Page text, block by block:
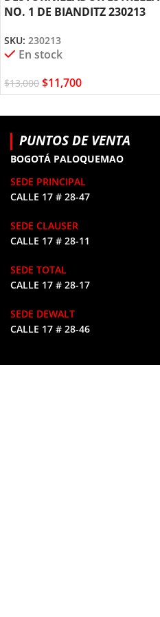
NO. 1 DE BIANDITZ 230213
SKU: 230213
En stock
$13,000 $11,700
PUNTOS DE VENTA
BOGOTÁ PALOQUEMAO
SEDE PRINCIPAL
CALLE 17 # 28-47
SEDE CLAUSER
CALLE 17 # 28-11
SEDE TOTAL
CALLE 17 # 28-17
SEDE DEWALT
CALLE 17 # 28-46